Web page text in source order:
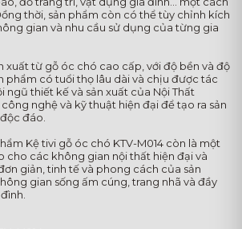
thời, sản phẩm còn có thể tùy chỉnh kích
gian và nhu cầu sử dụng của từng gia
xuất từ gỗ óc chó cao cấp, với độ bền và độ
phẩm có tuổi thọ lâu dài và chịu được tác
thiết kế và sản xuất của Nội Thất
nghệ và kỹ thuật hiện đại để tạo ra sản
đáo.
Kệ tivi gỗ óc chó KTV-M014 còn là một
cho các không gian nội thất hiện đại và
giản, tinh tế và phong cách của sản
gian sống ấm cúng, trang nhã và đầy